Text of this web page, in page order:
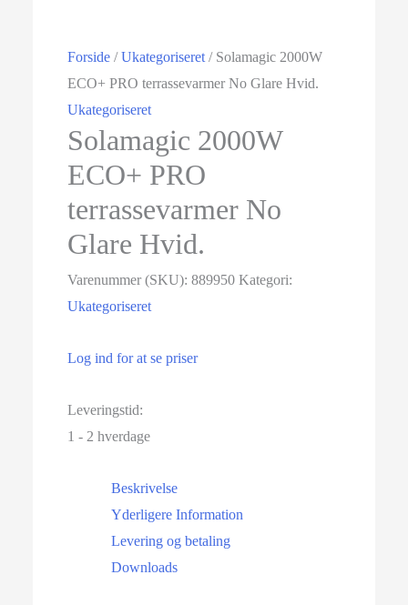
Forside /Ukategoriseret / Solamagic 2000W
ECO+ PRO terrassevarmer No Glare Hvid.
Ukategoriseret
Solamagic 2000W
ECO+ PRO
terrassevarmer No
Glare Hvid.
Varenummer (SKU):889950 Kategori:
Ukategoriseret
Log ind for at se priser
Leveringstid:
1 - 2 hverdage
Beskrivelse
Yderligere Information
Levering og betaling
Downloads